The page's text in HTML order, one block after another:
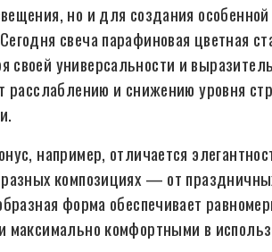
но и для создания
свеча парафиновая цветная
своей универсальности и
расслаблению и снижению уровня
например, отличается
композициях — от
форма обеспечивает
максимально комфортными в